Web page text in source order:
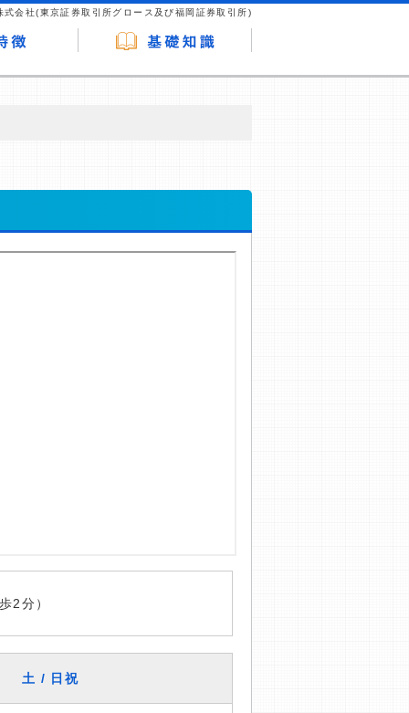
式会社(東京証券取引所グロース及び福岡証券取引所)
2分）
土 / 日祝